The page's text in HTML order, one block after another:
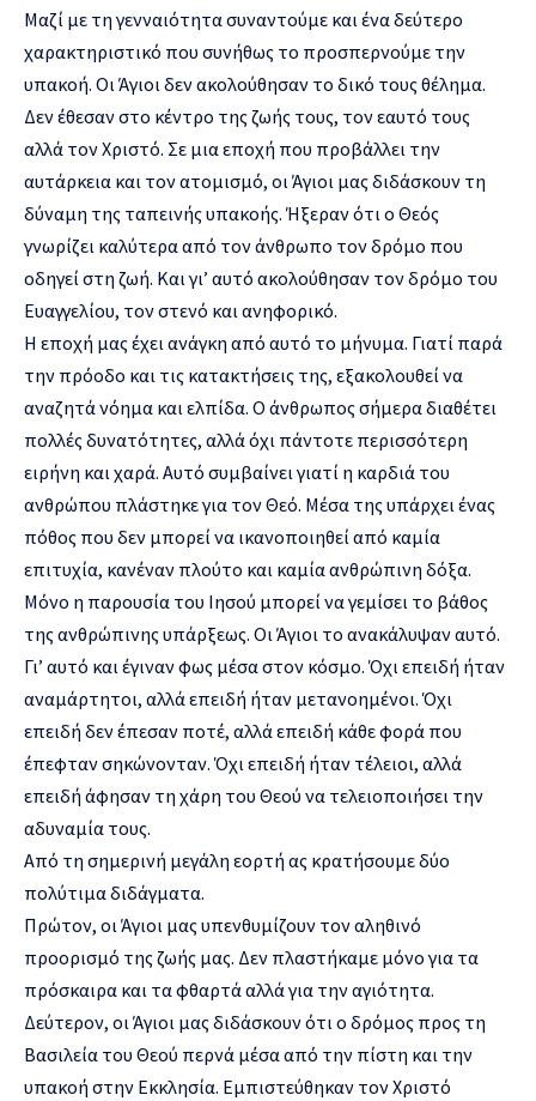
Μαζί με τη γενναιότητα συναντούμε και ένα δεύτερο
χαρακτηριστικό που συνήθως το προσπερνούμε την
υπακοή. Οι Άγιοι δεν ακολούθησαν το δικό τους θέλημα.
Δεν έθεσαν στο κέντρο της ζωής τους, τον εαυτό τους
αλλά τον Χριστό. Σε μια εποχή που προβάλλει την
αυτάρκεια και τον ατομισμό, οι Άγιοι μας διδάσκουν τη
δύναμη της ταπεινής υπακοής. Ήξεραν ότι ο Θεός
γνωρίζει καλύτερα από τον άνθρωπο τον δρόμο που
οδηγεί στη ζωή. Και γι’ αυτό ακολούθησαν τον δρόμο του
Ευαγγελίου, τον στενό και ανηφορικό.
Η εποχή μας έχει ανάγκη από αυτό το μήνυμα. Γιατί παρά
την πρόοδο και τις κατακτήσεις της, εξακολουθεί να
αναζητά νόημα και ελπίδα. Ο άνθρωπος σήμερα διαθέτει
πολλές δυνατότητες, αλλά όχι πάντοτε περισσότερη
ειρήνη και χαρά. Αυτό συμβαίνει γιατί η καρδιά του
ανθρώπου πλάστηκε για τον Θεό. Μέσα της υπάρχει ένας
πόθος που δεν μπορεί να ικανοποιηθεί από καμία
επιτυχία, κανέναν πλούτο και καμία ανθρώπινη δόξα.
Μόνο η παρουσία του Ιησού μπορεί να γεμίσει το βάθος
της ανθρώπινης υπάρξεως. Οι Άγιοι το ανακάλυψαν αυτό.
Γι’ αυτό και έγιναν φως μέσα στον κόσμο. Όχι επειδή ήταν
αναμάρτητοι, αλλά επειδή ήταν μετανοημένοι. Όχι
επειδή δεν έπεσαν ποτέ, αλλά επειδή κάθε φορά που
έπεφταν σηκώνονταν. Όχι επειδή ήταν τέλειοι, αλλά
επειδή άφησαν τη χάρη του Θεού να τελειοποιήσει την
αδυναμία τους.
Από τη σημερινή μεγάλη εορτή ας κρατήσουμε δύο
πολύτιμα διδάγματα.
Πρώτον, οι Άγιοι μας υπενθυμίζουν τον αληθινό
προορισμό της ζωής μας. Δεν πλαστήκαμε μόνο για τα
πρόσκαιρα και τα φθαρτά αλλά για την αγιότητα.
Δεύτερον, οι Άγιοι μας διδάσκουν ότι ο δρόμος προς τη
Βασιλεία του Θεού περνά μέσα από την πίστη και την
υπακοή στην Εκκλησία. Εμπιστεύθηκαν τον Χριστό